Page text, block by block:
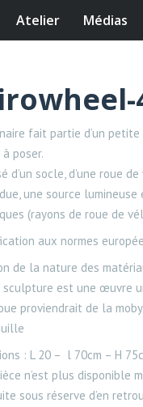
Atelier Médias
fait partie d’un
poser.
d’un socle, d’une roue
une source
(rayons de roue de
aux normes
de la nature des
sculpture est une œuvre
proviendrait de la
: L 20 – l 70cm – H
n’est plus disponible
sous réserve d’en